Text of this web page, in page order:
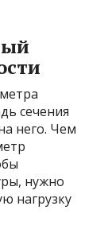
сечения
него. Чем
нужно
нагрузку